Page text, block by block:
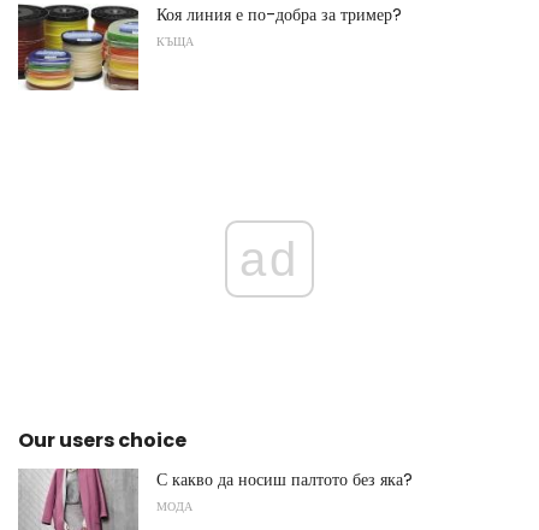
Коя линия е по-добра за тример?
КЪЩА
ad
Our users choice
С какво да носиш палтото без яка?
МОДА